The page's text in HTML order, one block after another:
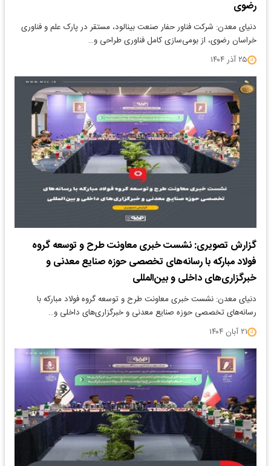
رضوی
دنیای معدن: شرکت فناور حفار صنعت بینالود، مستقر در پارک علم و فناوری
خراسان رضوی، از بومی‌سازی کامل فناوری طراحی و…
۲۵ آذر ۱۴۰۴
گزارش تصویری: نشست خبری معاونت طرح و توسعه گروه
فولاد مبارکه با رسانه‌های تخصصی حوزه صنایع معدنی و
خبرگزاری‌های داخلی و بین‌المللی
دنیای معدن: نشست خبری معاونت طرح و توسعه گروه فولاد مبارکه با
رسانه‌های تخصصی حوزه صنایع معدنی و خبرگزاری‌های داخلی و…
۲۱ آبان ۱۴۰۴